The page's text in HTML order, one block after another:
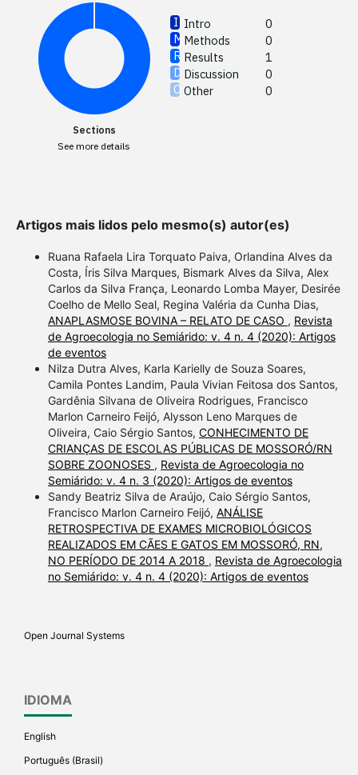
Intro
0
Methods
0
Results
1
Discussion
0
Other
0
Sections
See more details
section
made.
Artigos mais lidos pelo mesmo(s) autor(es)
Ruana Rafaela Lira Torquato Paiva, Orlandina Alves da
Costa, Íris Silva Marques, Bismark Alves da Silva, Alex
Carlos da Silva França, Leonardo Lomba Mayer, Desirée
Coelho de Mello Seal, Regina Valéria da Cunha Dias,
ANAPLASMOSE BOVINA – RELATO DE CASO , Revista
de Agroecologia no Semiárido: v. 4 n. 4 (2020): Artigos
de eventos
Nilza Dutra Alves, Karla Karielly de Souza Soares,
Camila Pontes Landim, Paula Vivian Feitosa dos Santos,
Gardênia Silvana de Oliveira Rodrigues, Francisco
Marlon Carneiro Feijó, Alysson Leno Marques de
Oliveira, Caio Sérgio Santos, CONHECIMENTO DE
CRIANÇAS DE ESCOLAS PÚBLICAS DE MOSSORÓ/RN
SOBRE ZOONOSES , Revista de Agroecologia no
Semiárido: v. 4 n. 3 (2020): Artigos de eventos
Sandy Beatriz Silva de Araújo, Caio Sérgio Santos,
Francisco Marlon Carneiro Feijó, ANÁLISE
RETROSPECTIVA DE EXAMES MICROBIOLÓGICOS
REALIZADOS EM CÃES E GATOS EM MOSSORÓ, RN,
NO PERÍODO DE 2014 A 2018 , Revista de Agroecologia
no Semiárido: v. 4 n. 4 (2020): Artigos de eventos
Open Journal Systems
IDIOMA
English
Português (Brasil)